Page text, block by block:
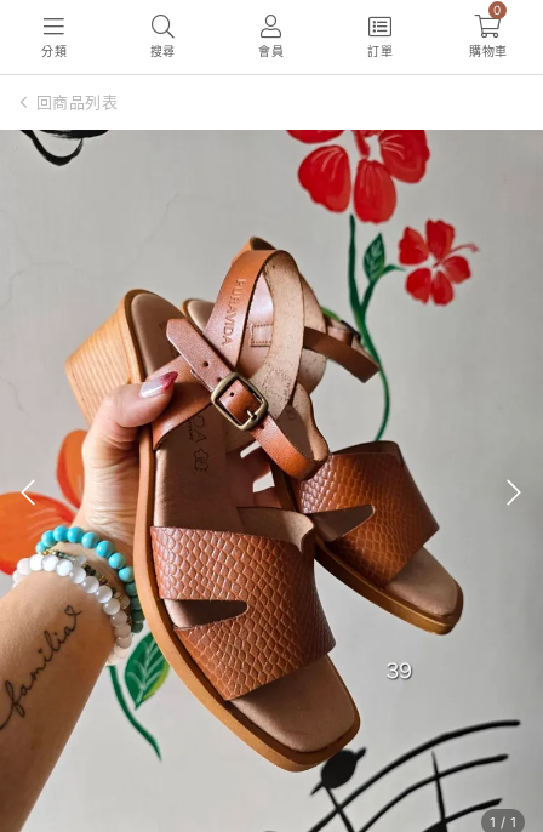
分類 搜尋 會員 訂單
0
購物車
回商品列表
1 / 1